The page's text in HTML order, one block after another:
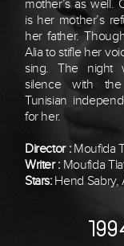
mother’s as well.
is her mother’s
her father.
Alia to stifle her
sing. The night
silence with
Tunisian
for her.
Director :Moufida
Writer : Moufida
Stars: Hend Sabry,